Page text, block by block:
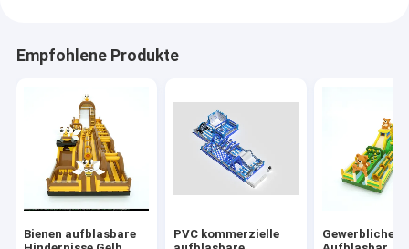
Empfohlene Produkte
Bienen aufblasbare
PVC kommerzielle
Gewerblicher